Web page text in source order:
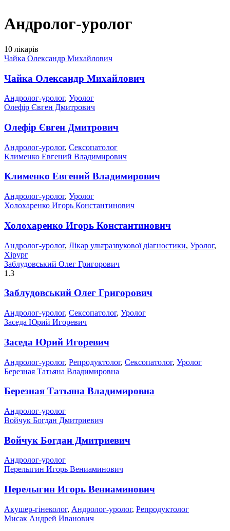
Андролог-уролог
10 лікарів
Чайка Олександр Михайлович
Чайка Олександр Михайлович
Андролог-уролог, Уролог
Олефір Євген Дмитрович
Олефір Євген Дмитрович
Андролог-уролог, Сексопатолог
Клименко Евгений Владимирович
Клименко Евгений Владимирович
Андролог-уролог, Уролог
Холохаренко Игорь Константинович
Холохаренко Игорь Константинович
Андролог-уролог, Лікар ультразвукової діагностики, Уролог,
Хірург
Заблудовський Олег Григорович
1.3
Заблудовський Олег Григорович
Андролог-уролог, Сексопатолог, Уролог
Заседа Юрий Игоревич
Заседа Юрий Игоревич
Андролог-уролог, Репродуктолог, Сексопатолог, Уролог
Березная Татьяна Владимировна
Березная Татьяна Владимировна
Андролог-уролог
Войчук Богдан Дмитриевич
Войчук Богдан Дмитриевич
Андролог-уролог
Перелыгин Игорь Вениаминович
Перелыгин Игорь Вениаминович
Акушер-гінеколог, Андролог-уролог, Репродуктолог
Мисак Андрей Иванович